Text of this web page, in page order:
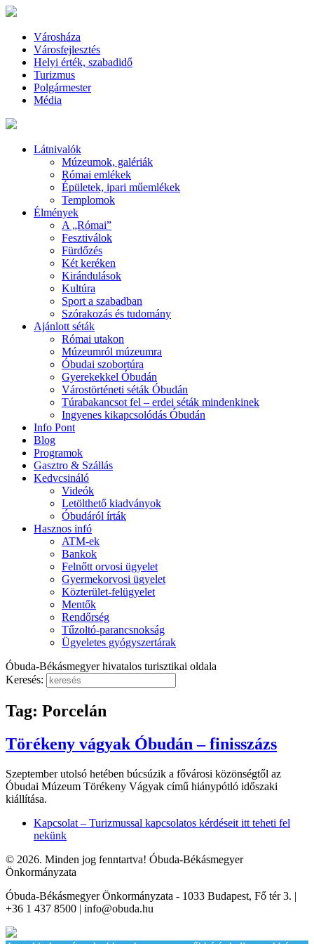
Városháza
Városfejlesztés
Helyi érték, szabadidő
Turizmus
Polgármester
Média
Látnivalók
Múzeumok, galériák
Római emlékek
Épületek, ipari műemlékek
Templomok
Élmények
A „Római”
Fesztiválok
Fürdőzés
Két keréken
Kirándulások
Kultúra
Sport a szabadban
Szórakozás és tudomány
Ajánlott séták
Római utakon
Múzeumról múzeumra
Óbudai szobortúra
Gyerekekkel Óbudán
Várostörténeti séták Óbudán
Túrabakancsot fel – erdei séták mindenkinek
Ingyenes kikapcsolódás Óbudán
Info Pont
Blog
Programok
Gasztro & Szállás
Kedvcsináló
Videók
Letölthető kiadványok
Óbudáról írták
Hasznos infó
ATM-ek
Bankok
Felnőtt orvosi ügyelet
Gyermekorvosi ügyelet
Közterület-felügyelet
Mentők
Rendőrség
Tűzoltó-parancsnokság
Ügyeletes gyógyszertárak
Óbuda-Békásmegyer hivatalos turisztikai oldala
Keresés:
Tag: Porcelán
Törékeny vágyak Óbudán – finisszázs
Szeptember utolsó hetében búcsúzik a fővárosi közönségtől az
Óbudai Múzeum Törékeny Vágyak című hiánypótló időszaki
kiállítása.
Kapcsolat – Turizmussal kapcsolatos kérdéseit itt teheti fel
nekünk
© 2026. Minden jog fenntartva! Óbuda-Békásmegyer
Önkormányzata
Óbuda-Békásmegyer Önkormányzata - 1033 Budapest, Fő tér 3. |
+36 1 437 8500 | info@obuda.hu